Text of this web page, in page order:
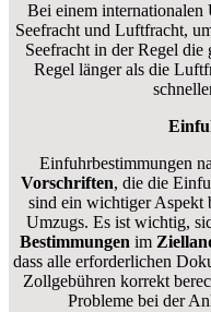
Bei einem
Seefracht und Luftfracht,
Seefracht in der Regel
Regel länger als die
Einfuhrbestimmungen
Vorschriften, die die
sind ein wichtiger Aspekt
Umzugs. Es ist wichtig,
Bestimmungen im
dass alle erforderlichen
Zollgebühren korrekt
Probleme bei der